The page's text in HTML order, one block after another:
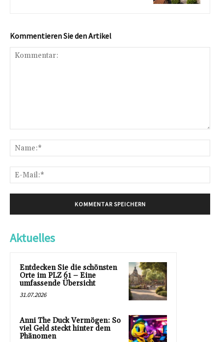
Kommentieren Sie den Artikel
Aktuelles
Entdecken Sie die schönsten
Orte im PLZ 61 – Eine
umfassende Übersicht
31.07.2026
Anni The Duck Vermögen: So
viel Geld steckt hinter dem
Phänomen